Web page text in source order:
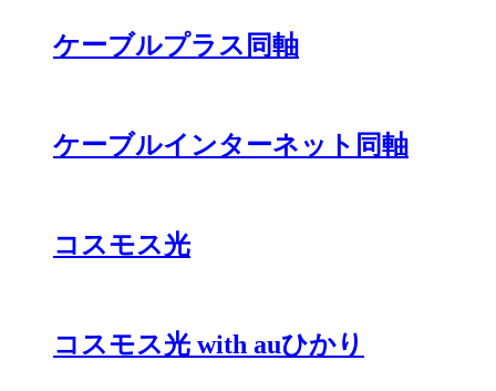
ケーブルプラス同軸
ケーブルインターネット同軸
コスモス光
コスモス光 with auひかり